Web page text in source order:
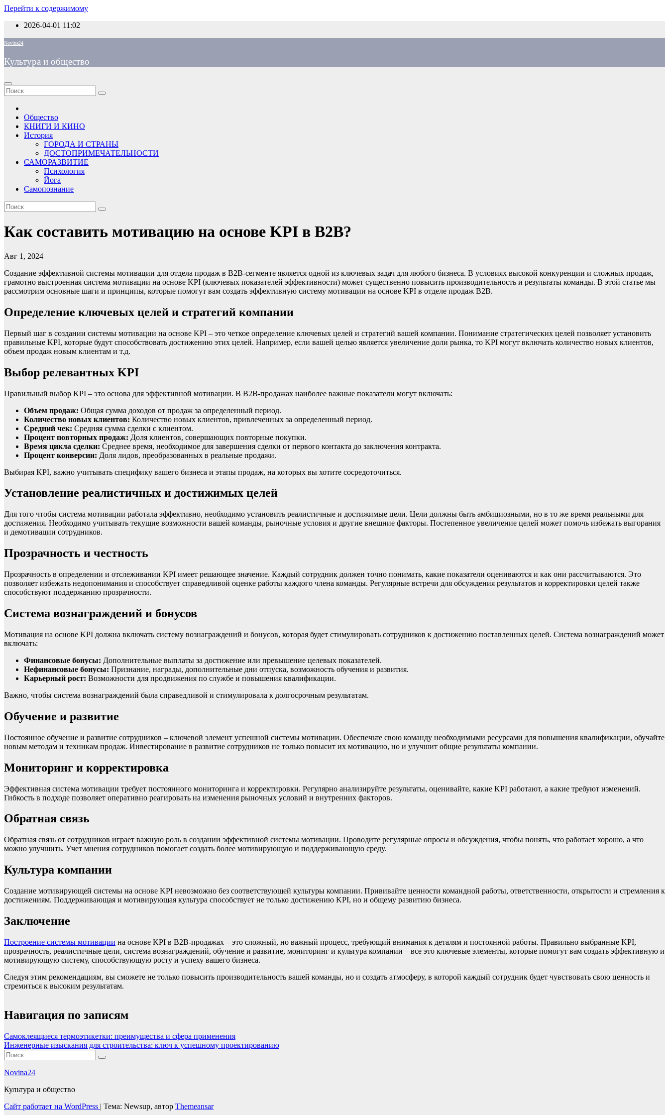
Перейти к содержимому
2026-04-01 11:02
Novina24
Культура и общество
Общество
КНИГИ И КИНО
История
ГОРОДА И СТРАНЫ
ДОСТОПРИМЕЧАТЕЛЬНОСТИ
САМОРАЗВИТИЕ
Психология
Йога
Самопознание
Как составить мотивацию на основе KPI в B2B?
Авг 1, 2024
Создание эффективной системы мотивации для отдела продаж в B2B-сегменте является одной из ключевых задач для любого бизнеса. В условиях высокой конкуренции и сложных продаж,
грамотно выстроенная система мотивации на основе KPI (ключевых показателей эффективности) может существенно повысить производительность и результаты команды. В этой статье мы
рассмотрим основные шаги и принципы, которые помогут вам создать эффективную систему мотивации на основе KPI в отделе продаж B2B.
Определение ключевых целей и стратегий компании
Первый шаг в создании системы мотивации на основе KPI – это четкое определение ключевых целей и стратегий вашей компании. Понимание стратегических целей позволяет установить
правильные KPI, которые будут способствовать достижению этих целей. Например, если вашей целью является увеличение доли рынка, то KPI могут включать количество новых клиентов,
объем продаж новым клиентам и т.д.
Выбор релевантных KPI
Правильный выбор KPI – это основа для эффективной мотивации. В B2B-продажах наиболее важные показатели могут включать:
Объем продаж: Общая сумма доходов от продаж за определенный период.
Количество новых клиентов: Количество новых клиентов, привлеченных за определенный период.
Средний чек: Средняя сумма сделки с клиентом.
Процент повторных продаж: Доля клиентов, совершающих повторные покупки.
Время цикла сделки: Среднее время, необходимое для завершения сделки от первого контакта до заключения контракта.
Процент конверсии: Доля лидов, преобразованных в реальные продажи.
Выбирая KPI, важно учитывать специфику вашего бизнеса и этапы продаж, на которых вы хотите сосредоточиться.
Установление реалистичных и достижимых целей
Для того чтобы система мотивации работала эффективно, необходимо установить реалистичные и достижимые цели. Цели должны быть амбициозными, но в то же время реальными для
достижения. Необходимо учитывать текущие возможности вашей команды, рыночные условия и другие внешние факторы. Постепенное увеличение целей может помочь избежать выгорания
и демотивации сотрудников.
Прозрачность и честность
Прозрачность в определении и отслеживании KPI имеет решающее значение. Каждый сотрудник должен точно понимать, какие показатели оцениваются и как они рассчитываются. Это
позволяет избежать недопонимания и способствует справедливой оценке работы каждого члена команды. Регулярные встречи для обсуждения результатов и корректировки целей также
способствуют поддержанию прозрачности.
Система вознаграждений и бонусов
Мотивация на основе KPI должна включать систему вознаграждений и бонусов, которая будет стимулировать сотрудников к достижению поставленных целей. Система вознаграждений может
включать:
Финансовые бонусы: Дополнительные выплаты за достижение или превышение целевых показателей.
Нефинансовые бонусы: Признание, награды, дополнительные дни отпуска, возможность обучения и развития.
Карьерный рост: Возможности для продвижения по службе и повышения квалификации.
Важно, чтобы система вознаграждений была справедливой и стимулировала к долгосрочным результатам.
Обучение и развитие
Постоянное обучение и развитие сотрудников – ключевой элемент успешной системы мотивации. Обеспечьте свою команду необходимыми ресурсами для повышения квалификации, обучайте
новым методам и техникам продаж. Инвестирование в развитие сотрудников не только повысит их мотивацию, но и улучшит общие результаты компании.
Мониторинг и корректировка
Эффективная система мотивации требует постоянного мониторинга и корректировки. Регулярно анализируйте результаты, оценивайте, какие KPI работают, а какие требуют изменений.
Гибкость в подходе позволяет оперативно реагировать на изменения рыночных условий и внутренних факторов.
Обратная связь
Обратная связь от сотрудников играет важную роль в создании эффективной системы мотивации. Проводите регулярные опросы и обсуждения, чтобы понять, что работает хорошо, а что
можно улучшить. Учет мнения сотрудников помогает создать более мотивирующую и поддерживающую среду.
Культура компании
Создание мотивирующей системы на основе KPI невозможно без соответствующей культуры компании. Прививайте ценности командной работы, ответственности, открытости и стремления к
достижениям. Поддерживающая и мотивирующая культура способствует не только достижению KPI, но и общему развитию бизнеса.
Заключение
Построение системы мотивации на основе KPI в B2B-продажах – это сложный, но важный процесс, требующий внимания к деталям и постоянной работы. Правильно выбранные KPI,
прозрачность, реалистичные цели, система вознаграждений, обучение и развитие, мониторинг и культура компании – все это ключевые элементы, которые помогут вам создать эффективную и
мотивирующую систему, способствующую росту и успеху вашего бизнеса.
Следуя этим рекомендациям, вы сможете не только повысить производительность вашей команды, но и создать атмосферу, в которой каждый сотрудник будет чувствовать свою ценность и
стремиться к высоким результатам.
Навигация по записям
Самоклеящиеся термоэтикетки: преимущества и сфера применения
Инженерные изыскания для строительства: ключ к успешному проектированию
Novina24
Культура и общество
Сайт работает на WordPress | Тема: Newsup, автор Themeansar